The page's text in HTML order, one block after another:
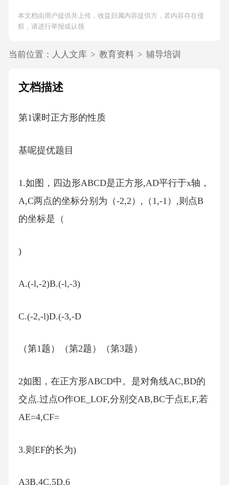
本文档由用户提供并上传，收益归属内容提供方，若内容存在侵
权，请进行举报或认领
当前位置： 人人文库 > 教育资料 > 辅导培训
文档描述
第1课时正方形的性质
基呢提优题目
1.如图，四边形ABCD是正方形,AD平行于x轴，
A,C两点的坐标分别为（-2,2）,（1,-1）,则点B
的坐标是（
)
A.(-l,-2)B.(-l,-3)
C.(-2,-l)D.(-3,-D
（第1题）（第2题）（第3题）
2如图，在正方形ABCD中。是对角线AC,BD的
交点.过点O作OE_LOF,分别交AB,BC于点E,F,若
AE=4,CF=
3.则EF的长为)
A3B.4C.5D.6